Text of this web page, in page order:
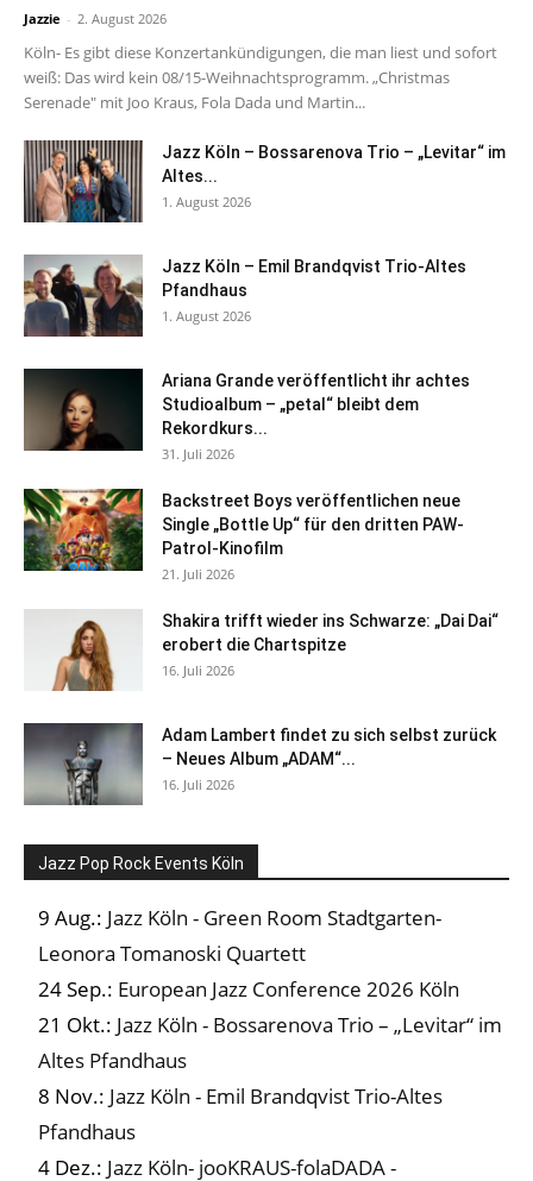
Jazzie - 2. August 2026
Köln- Es gibt diese Konzertankündigungen, die man liest und sofort
weiß: Das wird kein 08/15-Weihnachtsprogramm. „Christmas
Serenade" mit Joo Kraus, Fola Dada und Martin...
Jazz Köln – Bossarenova Trio – „Levitar“ im
Altes...
1. August 2026
Jazz Köln – Emil Brandqvist Trio-Altes
Pfandhaus
1. August 2026
Ariana Grande veröffentlicht ihr achtes
Studioalbum – „petal“ bleibt dem
Rekordkurs...
31. Juli 2026
Backstreet Boys veröffentlichen neue
Single „Bottle Up“ für den dritten PAW-
Patrol-Kinofilm
21. Juli 2026
Shakira trifft wieder ins Schwarze: „Dai Dai“
erobert die Chartspitze
16. Juli 2026
Adam Lambert findet zu sich selbst zurück
– Neues Album „ADAM“...
16. Juli 2026
Jazz Pop Rock Events Köln
9 Aug.: Jazz Köln - Green Room Stadtgarten-
Leonora Tomanoski Quartett
24 Sep.: European Jazz Conference 2026 Köln
21 Okt.: Jazz Köln - Bossarenova Trio – „Levitar“ im
Altes Pfandhaus
8 Nov.: Jazz Köln - Emil Brandqvist Trio-Altes
Pfandhaus
4 Dez.: Jazz Köln- jooKRAUS-folaDADA -